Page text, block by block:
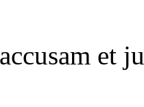
et